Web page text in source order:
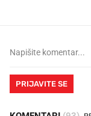
PRIJAVITE SE